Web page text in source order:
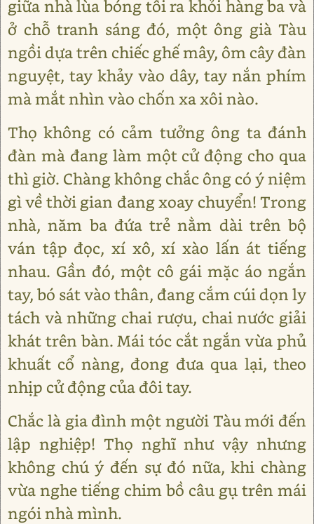
giữa nhà lùa bóng tối ra khỏi hàng ba và
ở chỗ tranh sáng đó, một ông già Tàu
ngồi dựa trên chiếc ghế mây, ôm cây đàn
nguyệt, tay khảy vào dây, tay nắn phím
mà mắt nhìn vào chốn xa xôi nào.
Thọ không có cảm tưởng ông ta đánh
đàn mà đang làm một cử động cho qua
thì giờ. Chàng không chắc ông có ý niệm
gì về thời gian đang xoay chuyển! Trong
nhà, năm ba đứa trẻ nằm dài trên bộ
ván tập đọc, xí xô, xí xào lấn át tiếng
nhau. Gần đó, một cô gái mặc áo ngắn
tay, bó sát vào thân, đang cắm cúi dọn ly
tách và những chai rượu, chai nước giải
khát trên bàn. Mái tóc cắt ngắn vừa phủ
khuất cổ nàng, đong đưa qua lại, theo
nhịp cử động của đôi tay.
Chắc là gia đình một người Tàu mới đến
lập nghiệp! Thọ nghĩ như vậy nhưng
không chú ý đến sự đó nữa, khi chàng
vừa nghe tiếng chim bồ câu gụ trên mái
ngói nhà mình.